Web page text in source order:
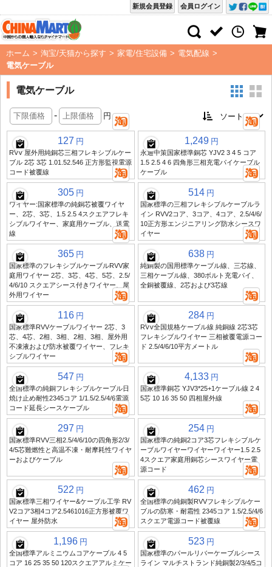
会員ログイン
新規会員登録
ホーム > 淘宝/天猫から探す > 家電/住宅設備 > 電気配線 >
電気ケーブル
電気ケーブル
- 円
127 円
RVV 屋外用純銅芯三相フレキシブルケー
ブル 2芯 3芯 1.01.52.546 正方形監視電源
コード被覆線
1,249 円
永通中策国家標準銅芯 YJV2 3 4 5 コア
1.5 2.5 4 6 四角形三相充電パイケーブル
ケーブル
305 円
ワイヤー:国家標準の純銅芯被覆ワイヤ
ー、2芯、3芯、1.5 2.5 4スクエアフレキ
シブルワイヤー、家庭用ケーブル、送電
線
514 円
国家標準の三相フレキシブルケーブルラ
イン RVV2コア、3コア、4コア、2.5/4/6/
10正方形エンジニアリング防水シースワ
イヤー
365 円
国家標準のフレキシブルケーブルRVV家
庭用ワイヤー 2芯、3芯、4芯、5芯、2.5/
4/6/10 スクエアシース付きワイヤー、屋
外用ワイヤー
638 円
純銅製の国用標準ケーブル線、三芯線、
三相ケーブル線、380ボルト充電パイ、
全銅被覆線、2芯および3芯線
116 円
国家標準RVVケーブルワイヤー 2芯、3
芯、4芯、2相、3相、2相、3相、屋外用
不凍液および防水被覆ワイヤー、フレキ
シブルワイヤー
284 円
RVV全国規格ケーブル線 純銅線 2芯3芯
フレキシブルワイヤー 三相被覆電源コー
ド 2.5/4/6/10平方メートル
547 円
全国標準の純銅フレキシブルケーブル日
焼け止め耐性2345コア 1/1.5/2.5/4/6電源
コード延長シースケーブル
4,133 円
国家標準銅芯 YJV3*25+1ケーブル線 2 4
5芯 10 16 35 50 四相屋外線
297 円
国家標準RVV三相2.5/4/6/10の四角形2/3/
4/5芯難燃性と高温不凍・耐摩耗性ワイヤ
ーおよびケーブル
254 円
国家標準の純銅2コア3芯フレキシブルケ
ーブルワイヤーワイヤーワイヤー1.5 2.5
4スクエア家庭用銅芯シースワイヤー電
源コード
522 円
国家標準三相ワイヤー&ケーブル工学 RV
V2コア3相4コア2.5461016正方形被覆ワ
イヤー 屋外防水
462 円
全国標準の純銅製RVVフレキシブルケー
ブルの防寒・耐霜性 2345コア 1.5/2.5/4/6
スクエア電源コード被覆線
1,196 円
全国標準アルミニウムコアケーブル 4 5
コア 16 25 35 50 120スクエアアルミケー
523 円
国家標準のパールリバーケーブルシース
ライン マルチストランド純銅製2/3/4/5コ